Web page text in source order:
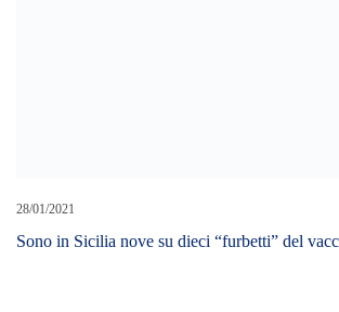
28/01/2021
Sono in Sicilia nove su dieci “furbetti” del